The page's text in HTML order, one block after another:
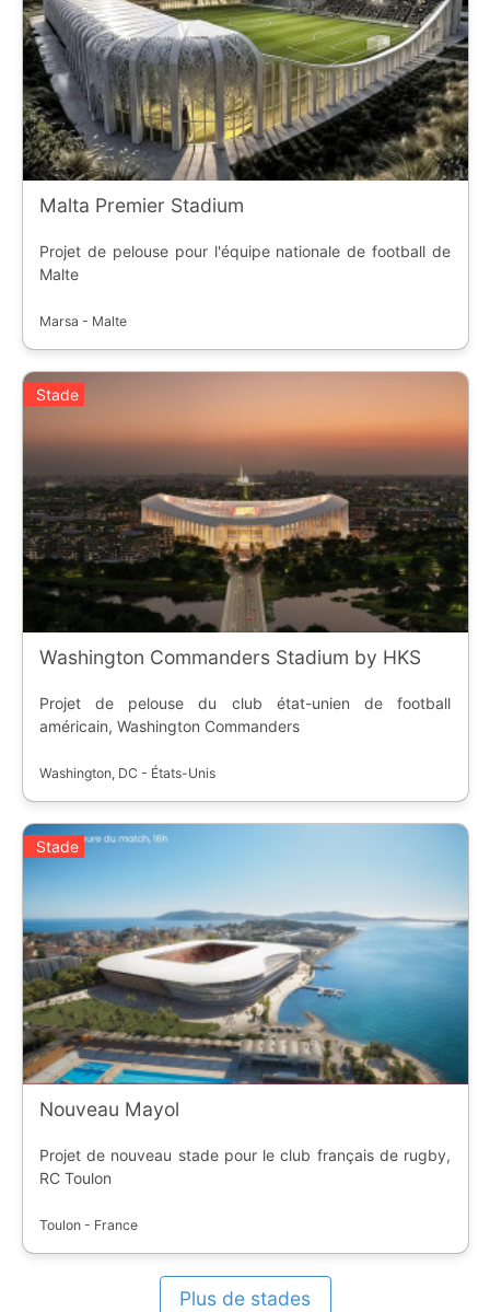
Malta Premier Stadium
Projet de pelouse pour l'équipe nationale de football de
Malte
Marsa - Malte
Stade
Washington Commanders Stadium by HKS
Projet de pelouse du club état-unien de football
américain, Washington Commanders
Washington, DC - États-Unis
Stade
Nouveau Mayol
Projet de nouveau stade pour le club français de rugby,
RC Toulon
Toulon - France
Plus de stades